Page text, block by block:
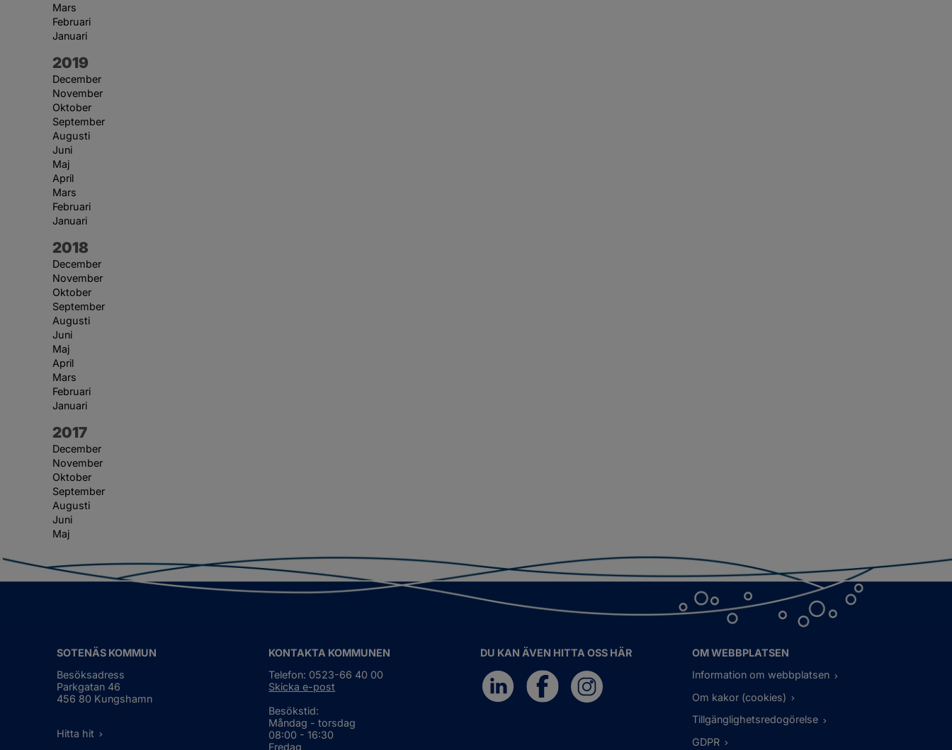
Mars
Februari
Januari
År:
2019
December
November
Oktober
September
Augusti
Juni
Maj
April
Mars
Februari
Januari
År:
2018
December
November
Oktober
September
Augusti
Juni
Maj
April
Mars
Februari
Januari
År:
2017
December
November
Oktober
September
Augusti
Juni
Maj
SOTENÄS KOMMUN
Besöksadress
Parkgatan 46
456 80 Kungshamn
Hitta hit
KONTAKTA KOMMUNEN
Telefon: 0523-66 40 00
Skicka e-post
Besökstid:
Måndag - torsdag
08:00 - 16:30
Fredag
DU KAN ÄVEN HITTA OSS HÄR
OM WEBBPLATSEN
Information om webbplatsen
Om kakor (cookies)
Tillgänglighetsredogörelse
GDPR